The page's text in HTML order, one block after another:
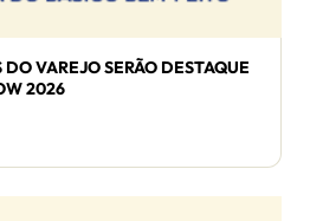
VAREJO SERÃO DESTAQUE
2026